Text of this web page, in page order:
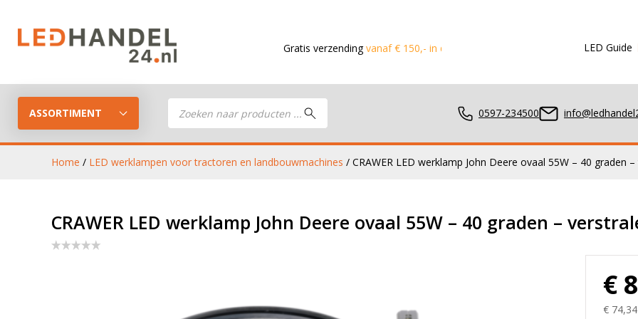
Gratis verzendingvanaf € 150,- in de Benelux Dezelfde
LED Guide
ASSORTIMENT
Producten
zoeken 0597-234500
LED Guide
Stel je eigen LED-pakket samen
LED werklampen
Home / LED werklampen voor tractoren en landbouwmachines / CRAWER LED werklamp John Deere ovaal 55W – 40 graden
CRAWER LED werklamp John Deere ovaal 55W – 40 graden –
€
€